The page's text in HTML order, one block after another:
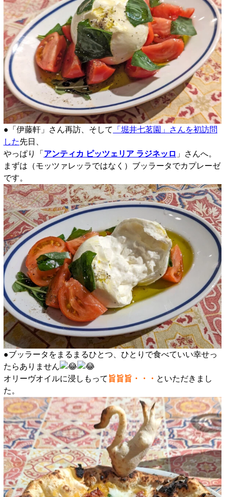
●「伊藤軒」さん再訪、そして
「堀井七茗園」さんを初訪問
した先日、
やっぱり「 アンティカ ピッツェリア ラジネッロ 」さんへ。
まずは（モッツァレッラではなく）ブッラータでカプレーゼ
です。
●ブッラータをまるまるひとつ、ひとりで食べていい幸せっ
たらありません
オリーヴオイルに浸しもって 旨旨旨・・・ といただきまし
た。